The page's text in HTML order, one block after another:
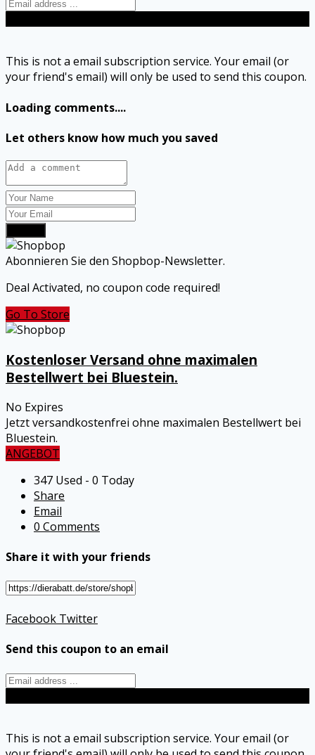
This is not a email subscription service. Your email (or
your friend's email) will only be used to send this coupon.
Loading comments....
Let others know how much you saved
Abonnieren Sie den Shopbop-Newsletter.
Deal Activated, no coupon code required!
Go To Store
Kostenloser Versand ohne maximalen
Bestellwert bei Bluestein.
No Expires
Jetzt versandkostenfrei ohne maximalen Bestellwert bei
Bluestein.
ANGEBOT
347 Used - 0 Today
Share
Email
0 Comments
Share it with your friends
Facebook Twitter
Send this coupon to an email
This is not a email subscription service. Your email (or